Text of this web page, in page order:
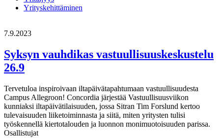
Yrityskehittäminen
7.9.2023
Syksyn vauhdikas vastuullisuuskeskustelu
26.9
Tervetuloa inspiroivaan iltapäivätapahtumaan vastuullisuudesta
Campus Allegroon! Concordia järjestää Vastuullisuusviikon
kunniaksi iltapäivätilaisuuden, jossa Sitran Tim Forslund kertoo
tulevaisuuden liiketoiminnasta ja siitä, miten yritysten tulisi
työskennellä kiertotalouden ja luonnon monimuotoisuuden parissa.
Osallistujat